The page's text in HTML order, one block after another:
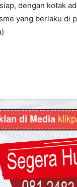
dengan kotak
yang berlaku di